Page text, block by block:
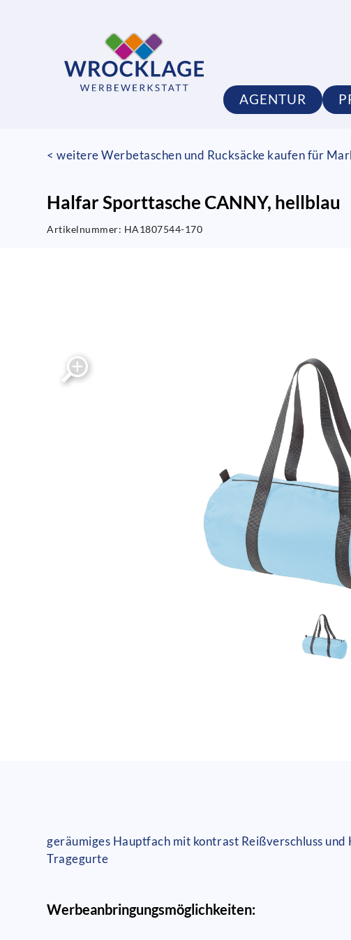
AGENTUR
< weitere Werbetaschen und Rucksäcke kaufen für
Halfar Sporttasche CANNY, hellblau
Artikelnummer: HA1807544-170
geräumiges Hauptfach mit kontrast Reißverschluss und
Tragegurte
Werbeanbringungsmöglichkeiten: